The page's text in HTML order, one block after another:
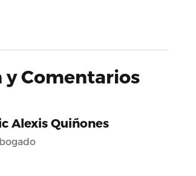
y Comentarios
Alexis Quiñones